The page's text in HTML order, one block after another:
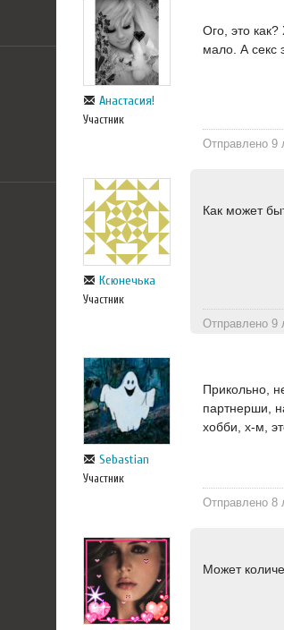
Анастасия!
Участник
Ого, это
мало. А секс
Отправлено 9
Ксюнечька
Участник
Как может
Отправлено 9
Sebastian
Участник
Прикольно,
партнерши,
хобби, х-м,
Отправлено 8
Может